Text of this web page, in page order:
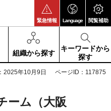
緊急情報 Language 閲覧補助
組織から探す
キーワードから
探す
2025年10月9日 ページID：117875
ーム（大阪